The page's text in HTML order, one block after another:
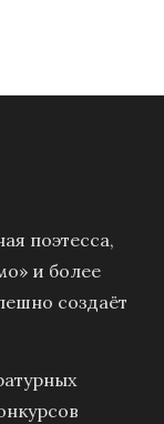
поэтесса,
и более
создаёт